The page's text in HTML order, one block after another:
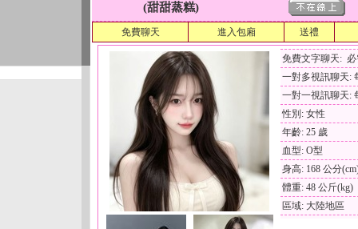
(甜甜蒸糕)
免費聊天 進入包廂 送禮
免費文字聊天:
一對多視訊聊天:
一對一視訊聊天:
性別: 女性
年齡: 25 歲
血型: O型
身高: 168 公分
體重: 48 公斤(kg)
區域: 大陸地區